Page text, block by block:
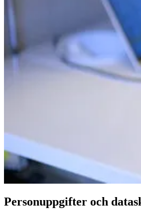
Personuppgifter och